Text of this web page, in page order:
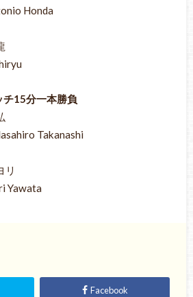
Honda
15分一本勝負
Takanashi
リ
Yawata
Facebook